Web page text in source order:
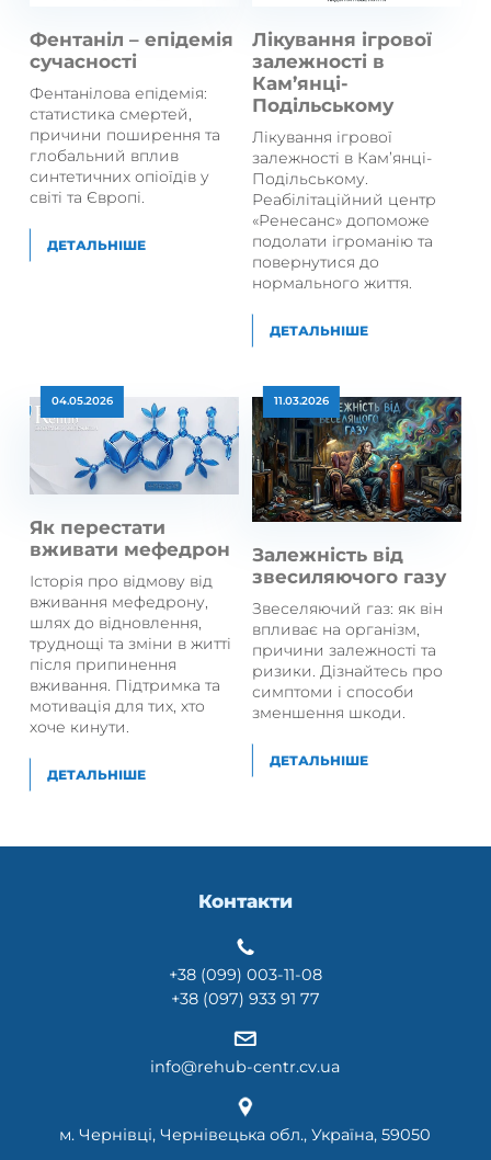
Фентаніл – епідемія
сучасності
Фентанілова епідемія:
статистика смертей,
причини поширення та
глобальний вплив
синтетичних опіоїдів у
світі та Європі.
ДЕТАЛЬНІШЕ
Лікування ігрової
залежності в
Кам’янці-
Подільському
Лікування ігрової
залежності в Кам’янці-
Подільському.
Реабілітаційний центр
«Ренесанс» допоможе
подолати ігроманію та
повернутися до
нормального життя.
ДЕТАЛЬНІШЕ
Як перестати
вживати мефедрон
04.05.2026
Історія про відмову від
вживання мефедрону,
шлях до відновлення,
труднощі та зміни в житті
після припинення
вживання. Підтримка та
мотивація для тих, хто
хоче кинути.
ДЕТАЛЬНІШЕ
Залежність від
звесиляючого газу
11.03.2026
Звеселяючий газ: як він
впливає на організм,
причини залежності та
ризики. Дізнайтесь про
симптоми і способи
зменшення шкоди.
ДЕТАЛЬНІШЕ
Контакти
+38 (099) 003-11-08
+38 (097) 933 91 77
info@rehub-centr.cv.ua
м. Чернівці, Чернівецька обл., Україна, 59050